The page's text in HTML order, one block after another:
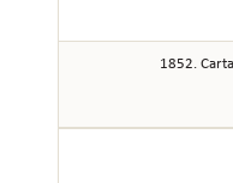
1852.